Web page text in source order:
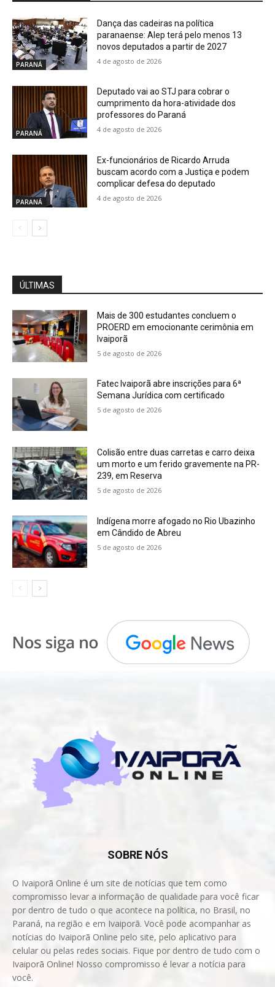
PARANÁ
Dança das cadeiras na política
paranaense: Alep terá pelo menos 13
novos deputados a partir de 2027
4 de agosto de 2026
PARANÁ
Deputado vai ao STJ para cobrar o
cumprimento da hora-atividade dos
professores do Paraná
4 de agosto de 2026
PARANÁ
Ex-funcionários de Ricardo Arruda
buscam acordo com a Justiça e podem
complicar defesa do deputado
4 de agosto de 2026
ÚLTIMAS
Mais de 300 estudantes concluem o
PROERD em emocionante cerimônia em
Ivaiporã
5 de agosto de 2026
Fatec Ivaiporã abre inscrições para 6ª
Semana Jurídica com certificado
5 de agosto de 2026
Colisão entre duas carretas e carro deixa
um morto e um ferido gravemente na PR-
239, em Reserva
5 de agosto de 2026
Indígena morre afogado no Rio Ubazinho
em Cândido de Abreu
5 de agosto de 2026
SOBRE NÓS
O Ivaiporã Online é um site de notícias que tem como
compromisso levar a informação de qualidade para você ficar
por dentro de tudo o que acontece na política, no Brasil, no
Paraná, na região e em Ivaiporã. Você pode acompanhar as
notícias do Ivaiporã Online pelo site, pelo aplicativo para
celular ou pelas redes sociais. Fique por dentro de tudo com o
Ivaiporã Online! Nosso compromisso é levar a notícia para
você.